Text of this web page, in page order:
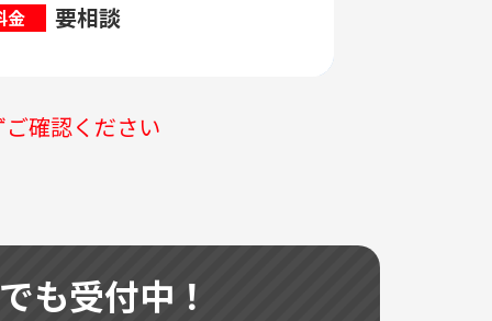
金 要相談
確認ください
も受付中！